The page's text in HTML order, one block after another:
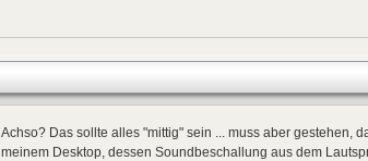
Achso? Das sollte alles "mittig" sein ... muss aber gestehen,
meinem Desktop, dessen Soundbeschallung aus dem